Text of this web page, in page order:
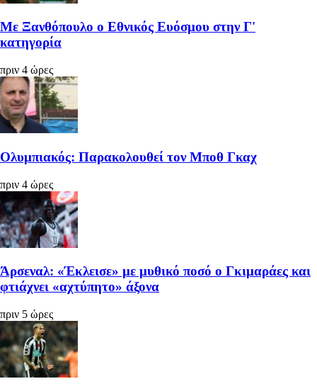
Με Ξανθόπουλο ο Εθνικός Ευόσμου στην Γ'
κατηγορία
πριν 4 ώρες
Ολυμπιακός: Παρακολουθεί τον Μποθ Γκαχ
πριν 4 ώρες
Άρσεναλ: «Έκλεισε» με μυθικό ποσό ο Γκιμαράες και
φτιάχνει «αχτύπητο» άξονα
πριν 5 ώρες